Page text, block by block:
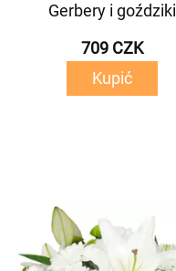
Gerbery i goździki
709 CZK
Kupić